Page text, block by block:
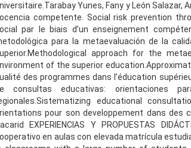
Yunes, Fany y León Salazar,
competente. Social risk prevention
par le biais d’un enseignement
para la metaevaluación de la
approach for the
of the superior
des programmes dans l’éducation
consultas educativas: orientaciones
educational
pour son developpement dans des
EXPERIENCIAS Y PROPUESTAS
en aulas con elevada matrícula